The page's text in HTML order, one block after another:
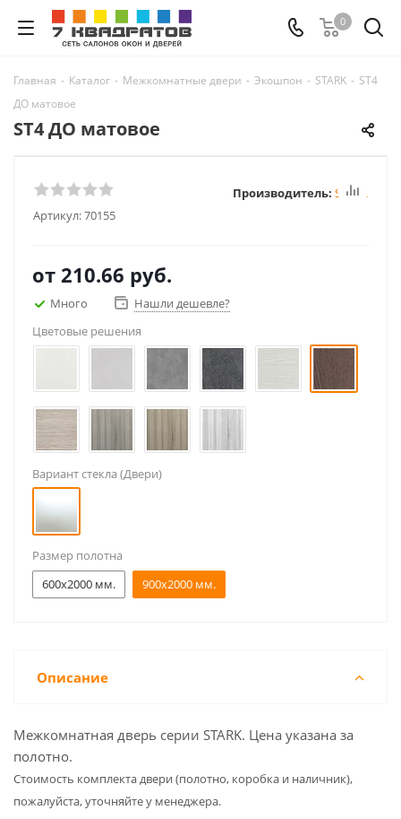
0
Главная - Каталог - Межкомнатные двери - Экошпон - STARK - ST4
ДО матовое
ST4 ДО матовое
Артикул:70155
Производитель: STARK
от 210.66 руб.
Много
Нашли дешевле?
Цветовые решения
Вариант стекла (Двери)
Размер полотна
600x2000 мм.
900x2000 мм.
Описание
Межкомнатная дверь серии STARK. Цена указана за
полотно.
Cтоимость комплекта двери (полотно, коробка и наличник),
пожалуйста, уточняйте у менеджера.